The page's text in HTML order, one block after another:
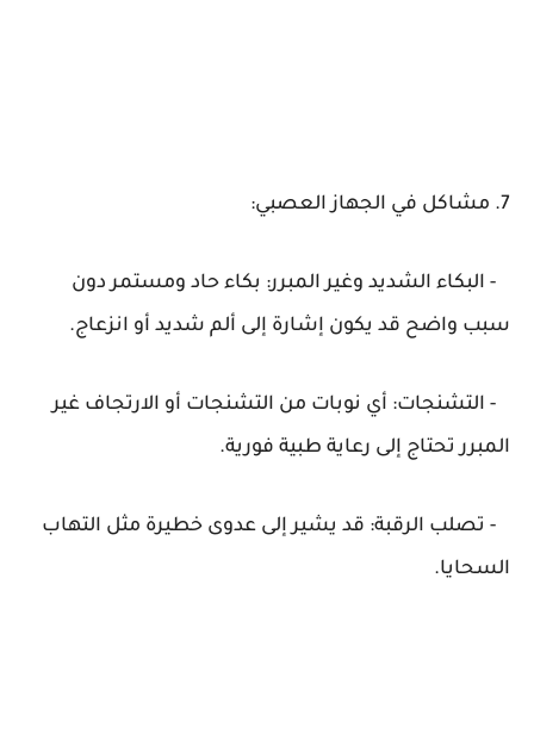
7. مشاكل في الجهاز العصبي:
- البكاء الشديد وغير المبرر: بكاء حاد ومستمر دون
سبب واضح قد يكون إشارة إلى ألم شديد أو انزعاج.
- التشنجات: أي نوبات من التشنجات أو الارتجاف غير
المبرر تحتاج إلى رعاية طبية فورية.
- تصلب الرقبة: قد يشير إلى عدوى خطيرة مثل التهاب
السحايا.